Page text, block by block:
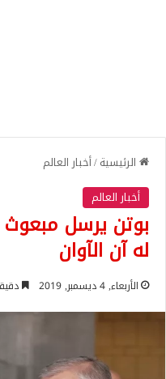
الرئيسية/أخبار العالم
أخبار العالم
بوتن يرسل مبعوث
له آن الآوان
الأربعاء, 4 ديسمبر, 2019